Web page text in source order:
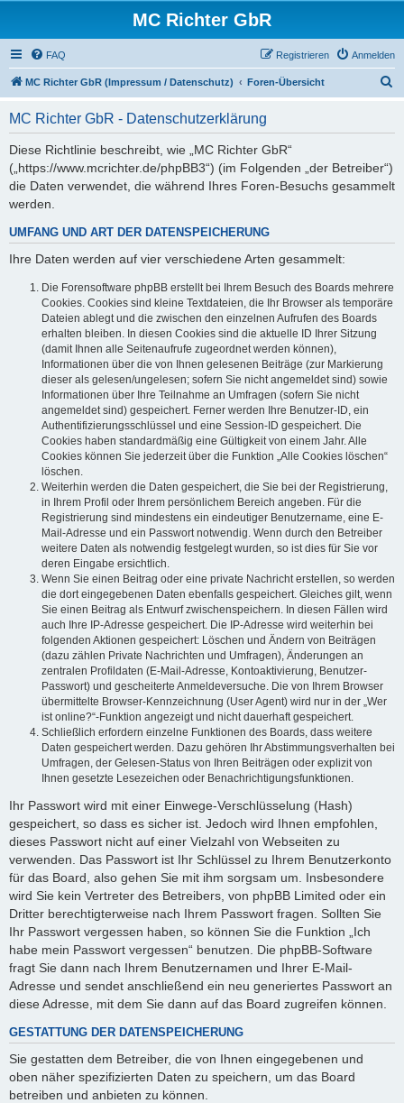
MC Richter GbR
FAQ Anmelden
Registrieren
MC Richter GbR (Impressum / Datenschutz) Foren-Übersicht
MC Richter GbR - Datenschutzerklärung
Diese Richtlinie beschreibt, wie „MC Richter GbR“
(„https://www.mcrichter.de/phpBB3“) (im Folgenden „der Betreiber“)
die Daten verwendet, die während Ihres Foren-Besuchs gesammelt
werden.
UMFANG UND ART DER DATENSPEICHERUNG
Ihre Daten werden auf vier verschiedene Arten gesammelt:
Die Forensoftware phpBB erstellt bei Ihrem Besuch des Boards mehrere
Cookies. Cookies sind kleine Textdateien, die Ihr Browser als temporäre
Dateien ablegt und die zwischen den einzelnen Aufrufen des Boards
erhalten bleiben. In diesen Cookies sind die aktuelle ID Ihrer Sitzung
(damit Ihnen alle Seitenaufrufe zugeordnet werden können),
Informationen über die von Ihnen gelesenen Beiträge (zur Markierung
dieser als gelesen/ungelesen; sofern Sie nicht angemeldet sind) sowie
Informationen über Ihre Teilnahme an Umfragen (sofern Sie nicht
angemeldet sind) gespeichert. Ferner werden Ihre Benutzer-ID, ein
Authentifizierungsschlüssel und eine Session-ID gespeichert. Die
Cookies haben standardmäßig eine Gültigkeit von einem Jahr. Alle
Cookies können Sie jederzeit über die Funktion „Alle Cookies löschen“
löschen.
Weiterhin werden die Daten gespeichert, die Sie bei der Registrierung,
in Ihrem Profil oder Ihrem persönlichem Bereich angeben. Für die
Registrierung sind mindestens ein eindeutiger Benutzername, eine E-
Mail-Adresse und ein Passwort notwendig. Wenn durch den Betreiber
weitere Daten als notwendig festgelegt wurden, so ist dies für Sie vor
deren Eingabe ersichtlich.
Wenn Sie einen Beitrag oder eine private Nachricht erstellen, so werden
die dort eingegebenen Daten ebenfalls gespeichert. Gleiches gilt, wenn
Sie einen Beitrag als Entwurf zwischenspeichern. In diesen Fällen wird
auch Ihre IP-Adresse gespeichert. Die IP-Adresse wird weiterhin bei
folgenden Aktionen gespeichert: Löschen und Ändern von Beiträgen
(dazu zählen Private Nachrichten und Umfragen), Änderungen an
zentralen Profildaten (E-Mail-Adresse, Kontoaktivierung, Benutzer-
Passwort) und gescheiterte Anmeldeversuche. Die von Ihrem Browser
übermittelte Browser-Kennzeichnung (User Agent) wird nur in der „Wer
ist online?“-Funktion angezeigt und nicht dauerhaft gespeichert.
Schließlich erfordern einzelne Funktionen des Boards, dass weitere
Daten gespeichert werden. Dazu gehören Ihr Abstimmungsverhalten bei
Umfragen, der Gelesen-Status von Ihren Beiträgen oder explizit von
Ihnen gesetzte Lesezeichen oder Benachrichtigungsfunktionen.
Ihr Passwort wird mit einer Einwege-Verschlüsselung (Hash)
gespeichert, so dass es sicher ist. Jedoch wird Ihnen empfohlen,
dieses Passwort nicht auf einer Vielzahl von Webseiten zu
verwenden. Das Passwort ist Ihr Schlüssel zu Ihrem Benutzerkonto
für das Board, also gehen Sie mit ihm sorgsam um. Insbesondere
wird Sie kein Vertreter des Betreibers, von phpBB Limited oder ein
Dritter berechtigterweise nach Ihrem Passwort fragen. Sollten Sie
Ihr Passwort vergessen haben, so können Sie die Funktion „Ich
habe mein Passwort vergessen“ benutzen. Die phpBB-Software
fragt Sie dann nach Ihrem Benutzernamen und Ihrer E-Mail-
Adresse und sendet anschließend ein neu generiertes Passwort an
diese Adresse, mit dem Sie dann auf das Board zugreifen können.
GESTATTUNG DER DATENSPEICHERUNG
Sie gestatten dem Betreiber, die von Ihnen eingegebenen und
oben näher spezifizierten Daten zu speichern, um das Board
betreiben und anbieten zu können.